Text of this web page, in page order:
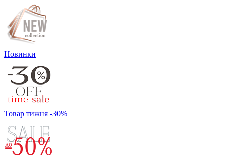
Новинки
Товар тижня -30%